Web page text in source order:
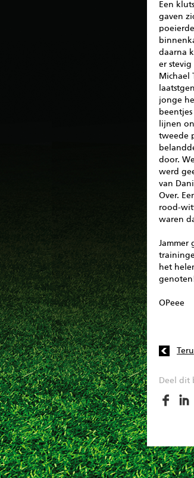
Een
gaven
daarna
er
Michael
jonge
lijnen
tweede
door.
werd
van
Over.
rood-
waren
Jammer
het
OPeee
Deel dit